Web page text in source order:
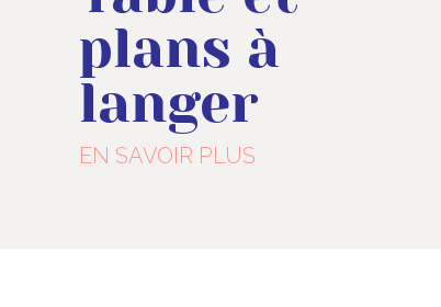
plans à
langer
EN SAVOIR PLUS